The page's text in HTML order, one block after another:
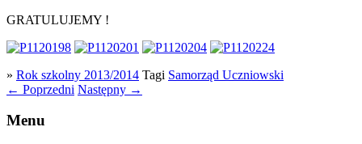
GRATULUJEMY !
» Rok szkolny 2013/2014 Tagi Samorząd Uczniowski
← Poprzedni Następny →
Menu